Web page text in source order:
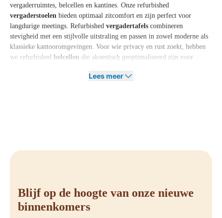
vergaderruimtes, belcellen en kantines. Onze refurbished
vergaderstoelen bieden optimaal zitcomfort en zijn perfect voor
langdurige meetings. Refurbished vergadertafels combineren
stevigheid met een stijlvolle uitstraling en passen in zowel moderne als
klassieke kantooromgevingen. Voor wie privacy en rust zoekt, hebben
we refurbished belcellen die akoestisch geoptimaliseerd zijn voor
kantines bieden we refurbished oplossingen, zoals
Wil je je werkplek inrichten met duurzame, betaalbare en hoogwaardige
meubelen? Bij
Ontdek hoe je met refurbished meubilair niet alleen kosten bespaart,
maar ook bijdraagt aan een groenere toekomst. Neem contact met ons
op voor advies of bekijk ons aanbod online!
Lees meer
Blijf op de hoogte van onze nieuwe
binnenkomers